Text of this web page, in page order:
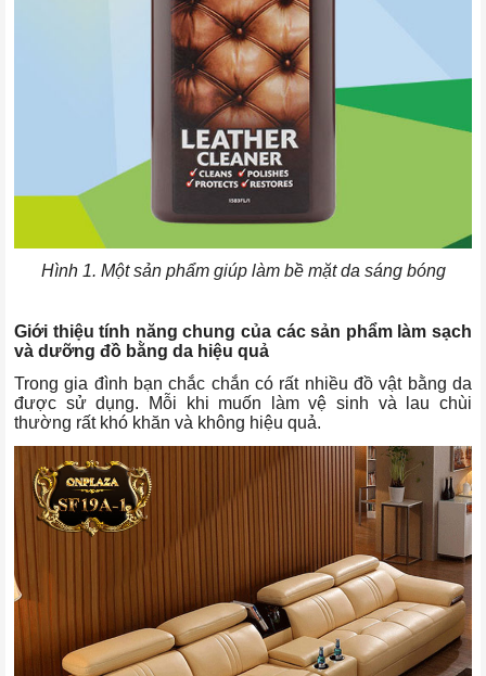
Hình 1. Một sản phẩm giúp làm bề mặt da sáng bóng
Giới thiệu tính năng chung của các sản phẩm làm sạch
và dưỡng đồ bằng da hiệu quả
Trong gia đình bạn chắc chắn có rất nhiều đồ vật bằng da
được sử dụng. Mỗi khi muốn làm vệ sinh và lau chùi
thường rất khó khăn và không hiệu quả.